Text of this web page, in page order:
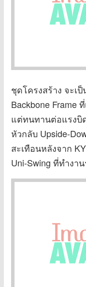
ชุดโครงสร้าง จะเ
Backbone Frame
แต่ทนทานต่อแรงบิ
หัวกลับ Upside-
สะเทือนหลังจาก
Uni-Swing ที่ทำงา